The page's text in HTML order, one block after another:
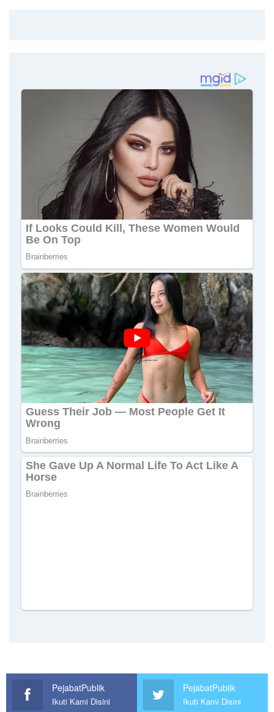
PejabatPublik
Ikuti Kami Disini
PejabatPublik
Ikuti Kami Disini